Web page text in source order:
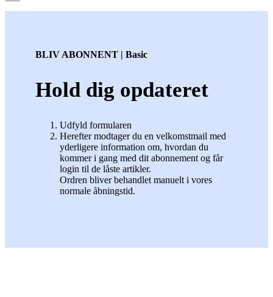
BLIV ABONNENT | Basic
Hold dig opdateret
Udfyld formularen
Herefter modtager du en velkomstmail med
yderligere information om, hvordan du
kommer i gang med dit abonnement og får
login til de låste artikler.
Ordren bliver behandlet manuelt i vores
normale åbningstid.